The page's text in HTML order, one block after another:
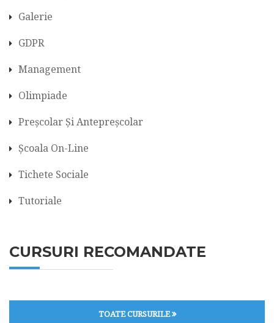
Galerie
GDPR
Management
Olimpiade
Preșcolar Și Antepreșcolar
Școala On-Line
Tichete Sociale
Tutoriale
CURSURI RECOMANDATE
TOATE CURSURILE